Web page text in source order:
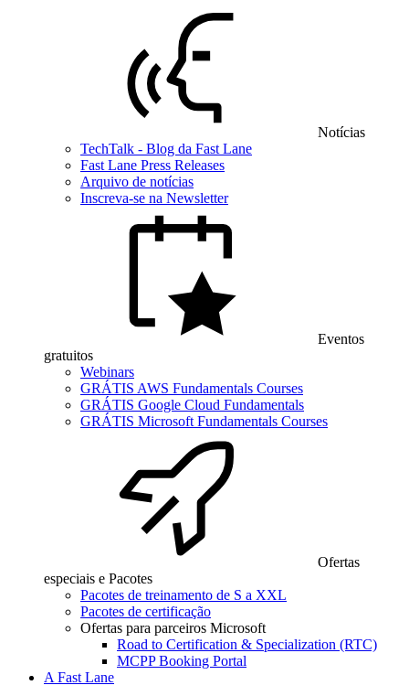
Notícias
TechTalk - Blog da Fast Lane
Fast Lane Press Releases
Arquivo de notícias
Inscreva-se na Newsletter
Eventos
gratuitos
Webinars
GRÁTIS AWS Fundamentals Courses
GRÁTIS Google Cloud Fundamentals
GRÁTIS Microsoft Fundamentals Courses
Ofertas
especiais e Pacotes
Pacotes de treinamento de S a XXL
Pacotes de certificação
Ofertas para parceiros Microsoft
Road to Certification & Specialization (RTC)
MCPP Booking Portal
A Fast Lane